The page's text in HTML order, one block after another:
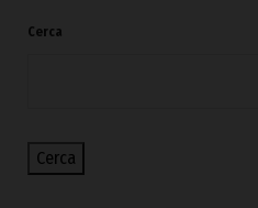
Cerca
Cerca